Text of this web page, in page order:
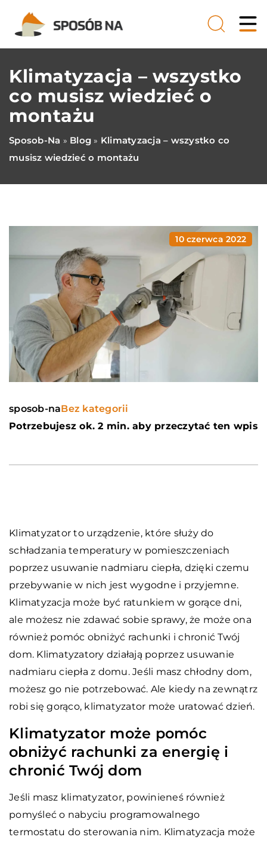
Klimatyzacja – wszystko
co musisz wiedzieć o
montażu
Sposob-Na » Blog » Klimatyzacja – wszystko co
musisz wiedzieć o montażu
10 czerwca 2022
sposob-naBez kategorii
Potrzebujesz ok. 2 min. aby przeczytać ten wpis
Klimatyzator to urządzenie, które służy do
schładzania temperatury w pomieszczeniach
poprzez usuwanie nadmiaru ciepła, dzięki czemu
przebywanie w nich jest wygodne i przyjemne.
Klimatyzacja może być ratunkiem w gorące dni,
ale możesz nie zdawać sobie sprawy, że może ona
również pomóc obniżyć rachunki i chronić Twój
dom. Klimatyzatory działają poprzez usuwanie
nadmiaru ciepła z domu. Jeśli masz chłodny dom,
możesz go nie potrzebować. Ale kiedy na zewnątrz
robi się gorąco, klimatyzator może uratować dzień.
Klimatyzator może pomóc
obniżyć rachunki za energię i
chronić Twój dom
Jeśli masz klimatyzator, powinieneś również
pomyśleć o nabyciu programowalnego
termostatu do sterowania nim. Klimatyzacja może